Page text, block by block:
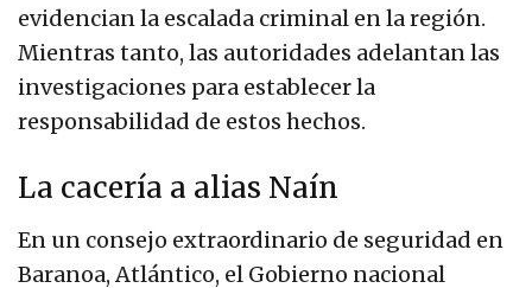
evidencian la escalada criminal en la región.
Mientras tanto, las autoridades adelantan las
investigaciones para establecer la
responsabilidad de estos hechos.
La cacería a alias Naín
En un consejo extraordinario de seguridad en
Baranoa, Atlántico, el Gobierno nacional